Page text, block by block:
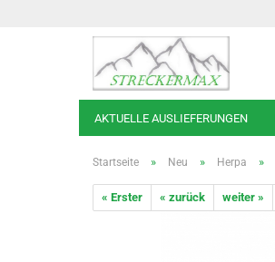
AKTUELLE AUSLIEFERUNGEN
Startseite » Neu » Herpa »
« Erster « zurück weiter »